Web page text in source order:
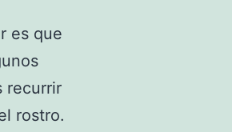
es que
recurrir
rostro.